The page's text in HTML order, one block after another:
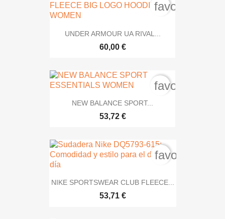
UNDER ARMOUR UA RIVAL...
60,00 €
NEW BALANCE SPORT...
53,72 €
NIKE SPORTSWEAR CLUB FLEECE...
53,71 €